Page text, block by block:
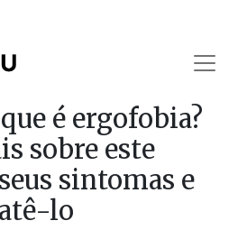
é ergofobia?
sobre este
sintomas e
lo